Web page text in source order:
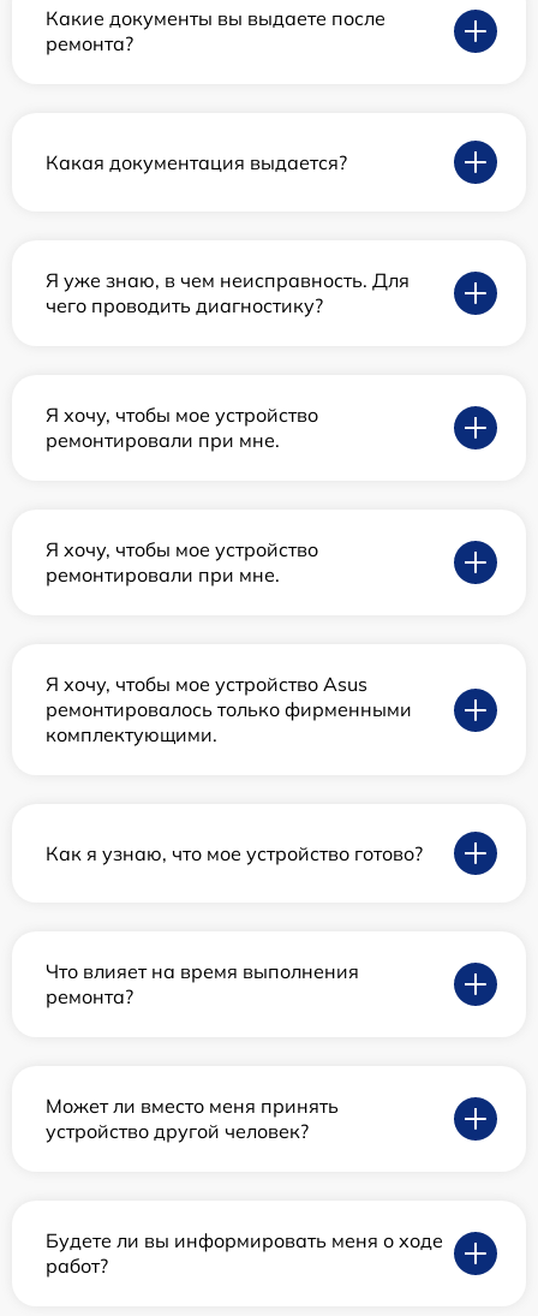
Какие документы вы выдаете после
ремонта?
Какая документация выдается?
Я уже знаю, в чем неисправность. Для
чего проводить диагностику?
Я хочу, чтобы мое устройство
ремонтировали при мне.
Я хочу, чтобы мое устройство
ремонтировали при мне.
Я хочу, чтобы мое устройство Asus
ремонтировалось только фирменными
комплектующими.
Как я узнаю, что мое устройство готово?
Что влияет на время выполнения
ремонта?
Может ли вместо меня принять
устройство другой человек?
Будете ли вы информировать меня о ходе
работ?